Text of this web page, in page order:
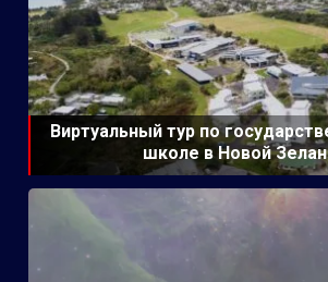
Виртуальный тур по
школе в Новой